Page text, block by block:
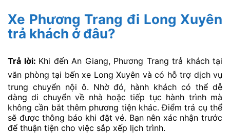
Xe Phương Trang đi Long Xuyên
trả khách ở đâu?
Trả lời: Khi đến An Giang, Phương Trang trả khách tại
văn phòng tại bến xe Long Xuyên và có hỗ trợ dịch vụ
trung chuyển nội ô. Nhờ đó, hành khách có thể dễ
dàng di chuyển về nhà hoặc tiếp tục hành trình mà
không cần bắt thêm phương tiện khác. Điểm trả cụ thể
sẽ được thông báo khi đặt vé. Bạn nên xác nhận trước
để thuận tiện cho việc sắp xếp lịch trình.